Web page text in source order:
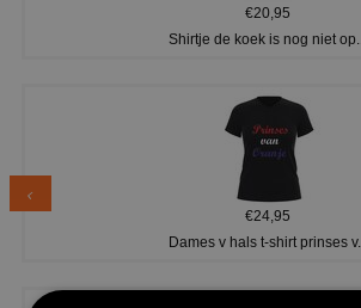
€20,95
Shirtje de koek is nog niet op...
€24,95
Dames v hals t-shirt prinses v...